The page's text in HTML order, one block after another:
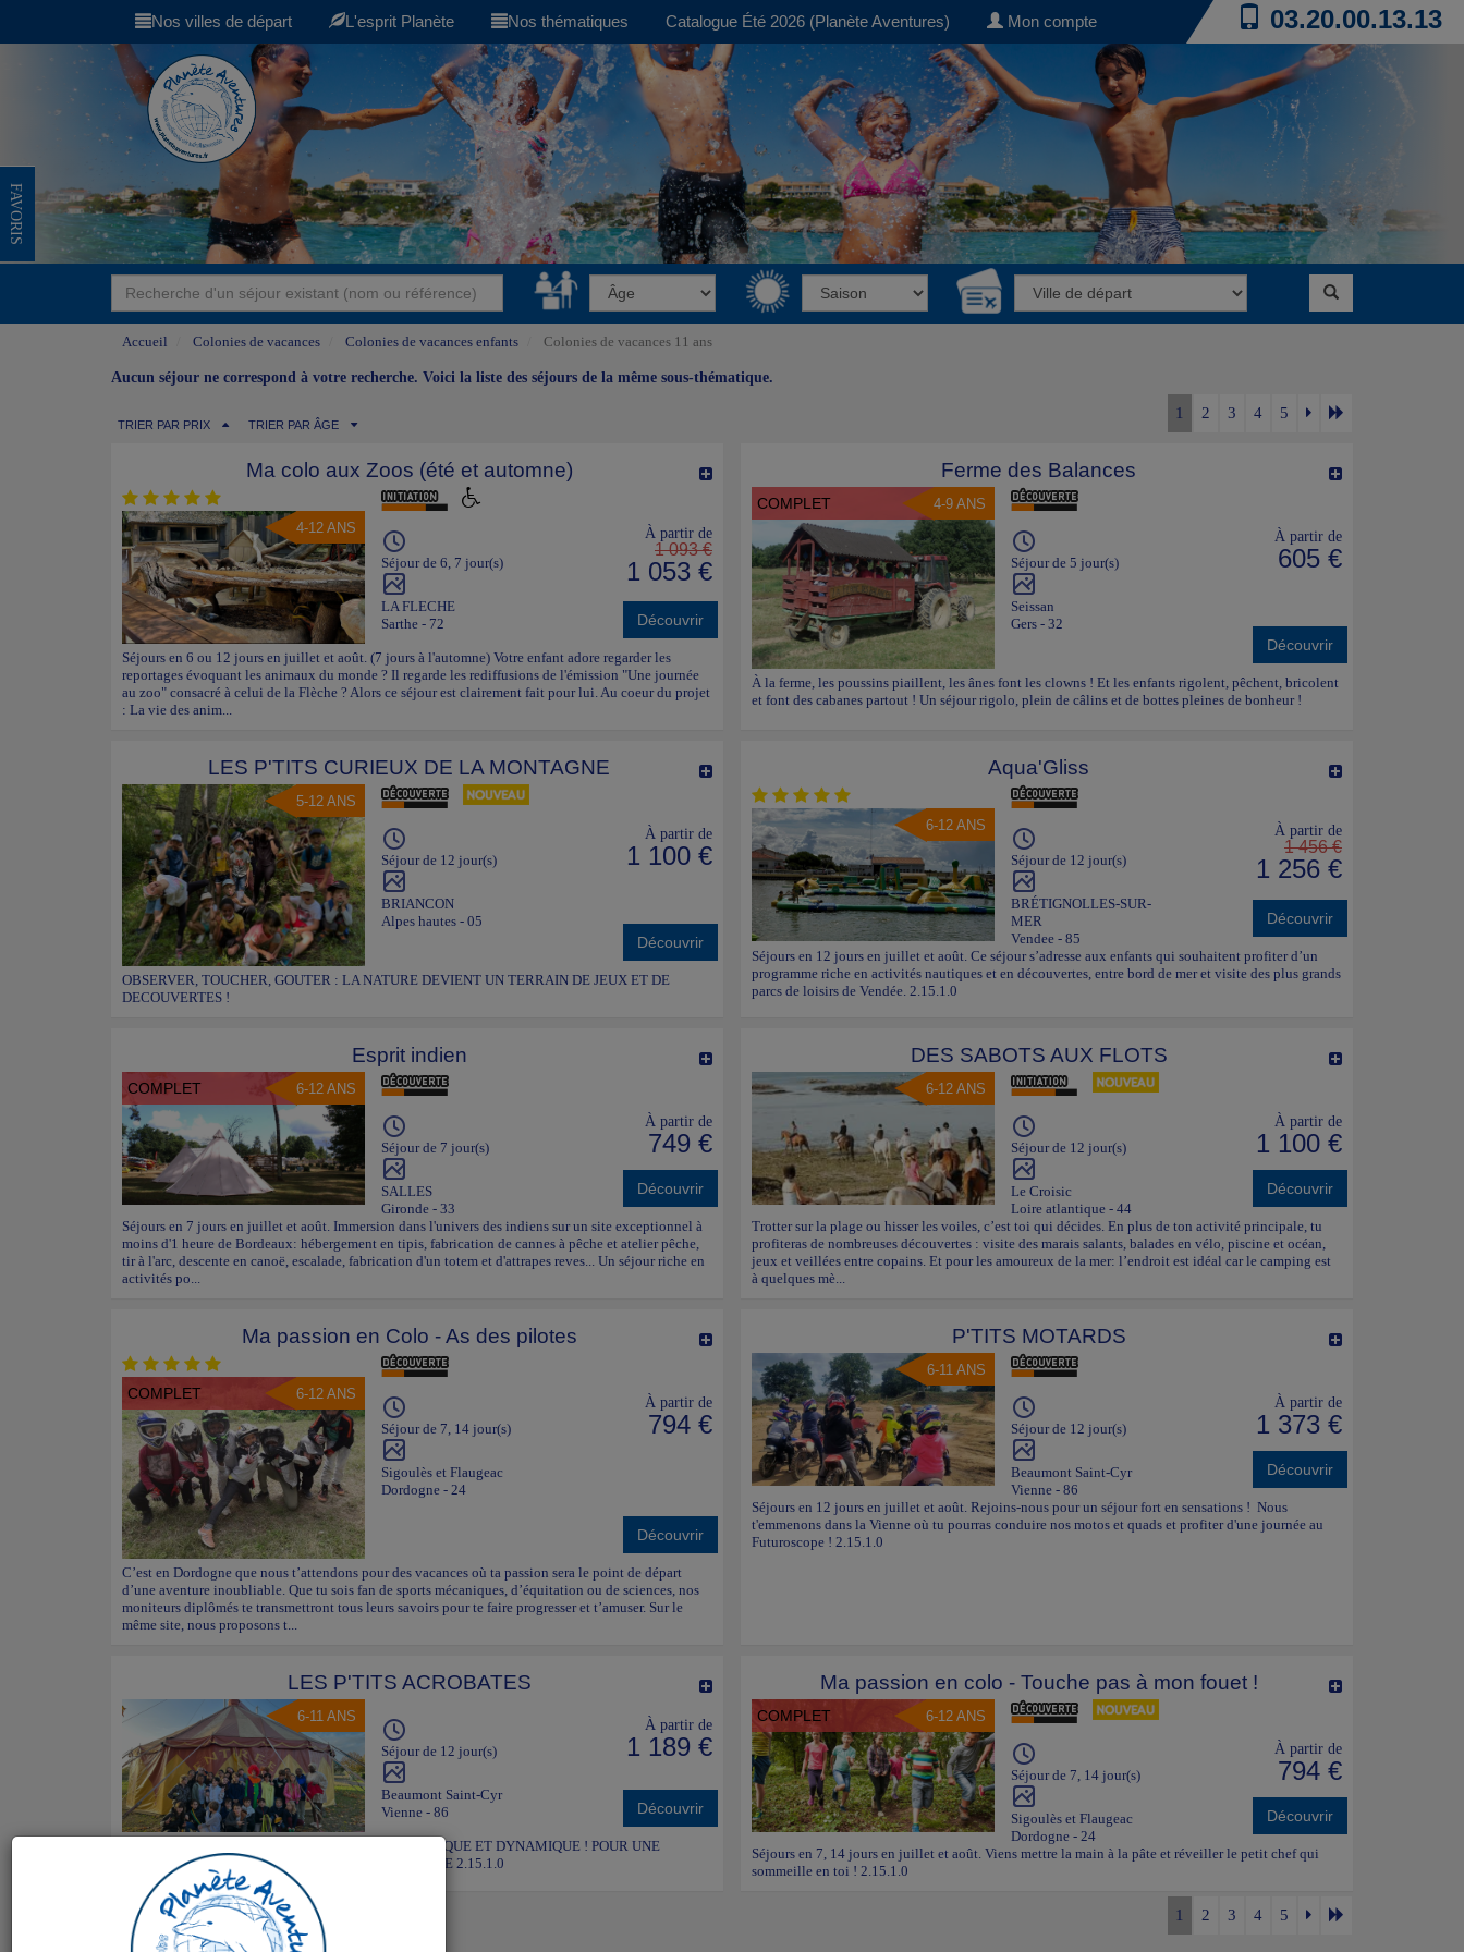
Nos villes de départ L'esprit Planète Nos thématiques Catalogue Été 2026 (Planète Aventures) Mon compte 03.20.00.13.13
FAVORIS
Accueil Colonies de vacances Colonies de vacances enfants Colonies de vacances 11 ans
Aucun séjour ne correspond à votre recherche. Voici la liste des séjours de la même sous-thématique.
TRIER PAR PRIX TRIER PAR ÂGE
1 2 3 4 5
Ma colo aux Zoos (été et automne)
4-12 ANS
Séjour de 6, 7 jour(s)
LA FLECHE
Sarthe - 72
À partir de
1 093 €
1 053 €
Découvrir
Séjours en 6 ou 12 jours en juillet et août. (7 jours à l'automne) Votre enfant adore regarder les
reportages évoquant les animaux du monde ? Il regarde les rediffusions de l'émission "Une journée
au zoo" consacré à celui de la Flèche ? Alors ce séjour est clairement fait pour lui. Au coeur du projet
: La vie des anim...
Ferme des Balances
COMPLET 4-9 ANS
Séjour de 5 jour(s)
Seissan
Gers - 32
À partir de
605 €
Découvrir
À la ferme, les poussins piaillent, les ânes font les clowns ! Et les enfants rigolent, pêchent, bricolent
et font des cabanes partout ! Un séjour rigolo, plein de câlins et de bottes pleines de bonheur !
LES P'TITS CURIEUX DE LA MONTAGNE
5-12 ANS
Séjour de 12 jour(s)
BRIANCON
Alpes hautes - 05
À partir de
1 100 €
Découvrir
OBSERVER, TOUCHER, GOUTER : LA NATURE DEVIENT UN TERRAIN DE JEUX ET DE
DECOUVERTES !
Aqua'Gliss
6-12 ANS
Séjour de 12 jour(s)
BRÉTIGNOLLES-SUR-
MER
Vendee - 85
À partir de
1 456 €
1 256 €
Découvrir
Séjours en 12 jours en juillet et août. Ce séjour s’adresse aux enfants qui souhaitent profiter d’un
programme riche en activités nautiques et en découvertes, entre bord de mer et visite des plus grands
parcs de loisirs de Vendée. 2.15.1.0
Esprit indien
COMPLET 6-12 ANS
Séjour de 7 jour(s)
SALLES
Gironde - 33
À partir de
749 €
Découvrir
Séjours en 7 jours en juillet et août. Immersion dans l'univers des indiens sur un site exceptionnel à
moins d'1 heure de Bordeaux: hébergement en tipis, fabrication de cannes à pêche et atelier pêche,
tir à l'arc, descente en canoë, escalade, fabrication d'un totem et d'attrapes reves... Un séjour riche en
activités po...
DES SABOTS AUX FLOTS
6-12 ANS
Séjour de 12 jour(s)
Le Croisic
Loire atlantique - 44
À partir de
1 100 €
Découvrir
Trotter sur la plage ou hisser les voiles, c’est toi qui décides. En plus de ton activité principale, tu
profiteras de nombreuses découvertes : visite des marais salants, balades en vélo, piscine et océan,
jeux et veillées entre copains. Et pour les amoureux de la mer: l’endroit est idéal car le camping est
à quelques mè...
Ma passion en Colo - As des pilotes
COMPLET 6-12 ANS
Séjour de 7, 14 jour(s)
Sigoulès et Flaugeac
Dordogne - 24
À partir de
794 €
Découvrir
C’est en Dordogne que nous t’attendons pour des vacances où ta passion sera le point de départ
d’une aventure inoubliable. Que tu sois fan de sports mécaniques, d’équitation ou de sciences, nos
moniteurs diplômés te transmettront tous leurs savoirs pour te faire progresser et t’amuser. Sur le
même site, nous proposons t...
P'TITS MOTARDS
6-11 ANS
Séjour de 12 jour(s)
Beaumont Saint-Cyr
Vienne - 86
À partir de
1 373 €
Découvrir
Séjours en 12 jours en juillet et août. Rejoins-nous pour un séjour fort en sensations ! Nous
t'emmenons dans la Vienne où tu pourras conduire nos motos et quads et profiter d'une journée au
Futuroscope ! 2.15.1.0
LES P'TITS ACROBATES
6-11 ANS
Séjour de 12 jour(s)
Beaumont Saint-Cyr
Vienne - 86
À partir de
1 189 €
Découvrir
Séjours en 12 jours en juillet et août. UN STAGE LUDIQUE ET DYNAMIQUE ! POUR UNE
IMMERSION TOTALE DANS L’UNIVERS DU CIRQUE 2.15.1.0
Ma passion en colo - Touche pas à mon fouet !
COMPLET 6-12 ANS
Séjour de 7, 14 jour(s)
Sigoulès et Flaugeac
Dordogne - 24
À partir de
794 €
Découvrir
Séjours en 7, 14 jours en juillet et août. Viens mettre la main à la pâte et réveiller le petit chef qui
sommeille en toi ! 2.15.1.0
1 2 3 4 5